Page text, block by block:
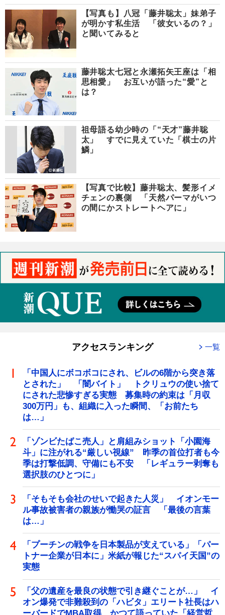
【写真も】八冠「藤井聡太」妹弟子
が明かす私生活 「彼女いるの？」
と聞いてみると
藤井聡太七冠と永瀬拓矢王座は「相
思相愛」 お互いが語った“愛”と
は？
祖母語る幼少時の「“天才”藤井聡
太」 すでに見えていた「棋士の片
鱗」
【写真で比較】藤井聡太、髪形イメ
チェンの裏側 「天然パーマがいつ
の間にかストレートヘアに」
アクセスランキング 一覧
「中国人にボコボコにされ、ビルの6階から突き落
とされた」 「闇バイト」 トクリュウの使い捨て
にされた悲惨すぎる実態 募集時の約束は「月収
300万円」も、組織に入った瞬間、「お前たち
は…」
「ゾンビたばこ売人」と肩組みショット「小園海
斗」に注がれる“厳しい視線” 昨季の首位打者も今
季は打撃低調、守備にも不安 「レギュラー剥奪も
選択肢のひとつに」
「そもそも会社のせいで起きた人災」 イオンモー
ル事故被害者の親族が慟哭の証言 「最後の言葉
は…」
「プーチンの戦争を日本製品が支えている」「パー
トナー企業が日本に」米紙が報じた“スパイ天国”の
実態
「父の遺産を最良の状態で引き継ぐことが…」 イ
オン爆発で非難殺到の「ハビタ」エリート社長はハ